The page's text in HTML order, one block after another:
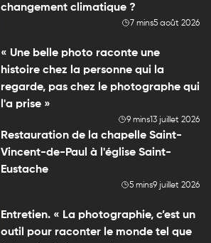
changement climatique ?
7 mins5 août 2026
« Une belle photo raconte une
histoire chez la personne qui la
regarde, pas chez le photographe qui
l'a prise »
9 mins13 juillet 2026
Restauration de la chapelle Saint-
Vincent-de-Paul à l'église Saint-
Eustache
5 mins9 juillet 2026
Entretien. « La photographie, c’est un
outil pour raconter le monde tel que